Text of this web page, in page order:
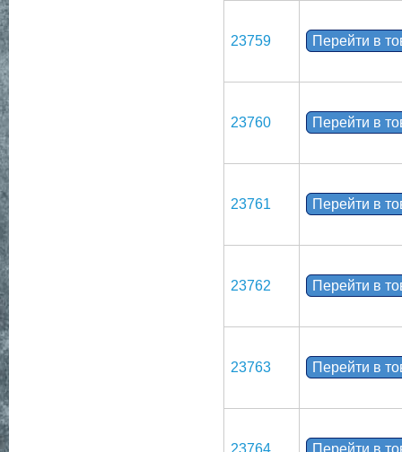
23759 Перейти в
23760 Перейти в
23761 Перейти в
23762 Перейти в
23763 Перейти в
23764 Перейти в